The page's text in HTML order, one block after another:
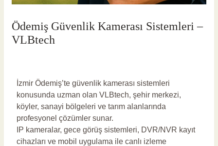
Ödemiş Güvenlik Kamerası Sistemleri –
VLBtech
İzmir Ödemiş’te güvenlik kamerası sistemleri
konusunda uzman olan VLBtech, şehir merkezi,
köyler, sanayi bölgeleri ve tarım alanlarında
profesyonel çözümler sunar.
IP kameralar, gece görüş sistemleri, DVR/NVR kayıt
cihazları ve mobil uygulama ile canlı izleme